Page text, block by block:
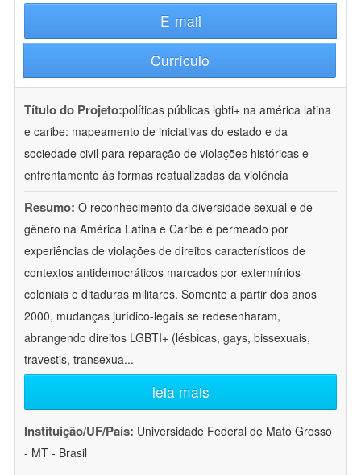
E-mail
Currículo
Título do Projeto:políticas públicas lgbti+ na américa latina
e caribe: mapeamento de iniciativas do estado e da
sociedade civil para reparação de violações históricas e
enfrentamento às formas reatualizadas da violência
Resumo: O reconhecimento da diversidade sexual e de
gênero na América Latina e Caribe é permeado por
experiências de violações de direitos característicos de
contextos antidemocráticos marcados por extermínios
coloniais e ditaduras militares. Somente a partir dos anos
2000, mudanças jurídico-legais se redesenharam,
abrangendo direitos LGBTI+ (lésbicas, gays, bissexuais,
travestis, transexua...
leia mais
Instituição/UF/País: Universidade Federal de Mato Grosso
- MT - Brasil